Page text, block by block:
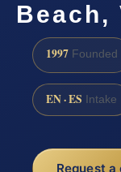
Beach,
1997 Founded
EN · ES Intake
Request